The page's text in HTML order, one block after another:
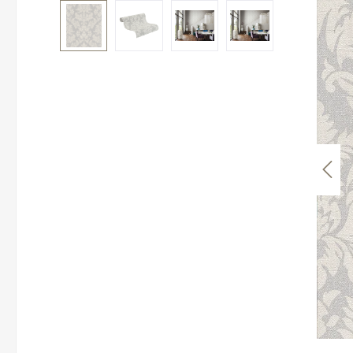
Bildergalerie überspringen